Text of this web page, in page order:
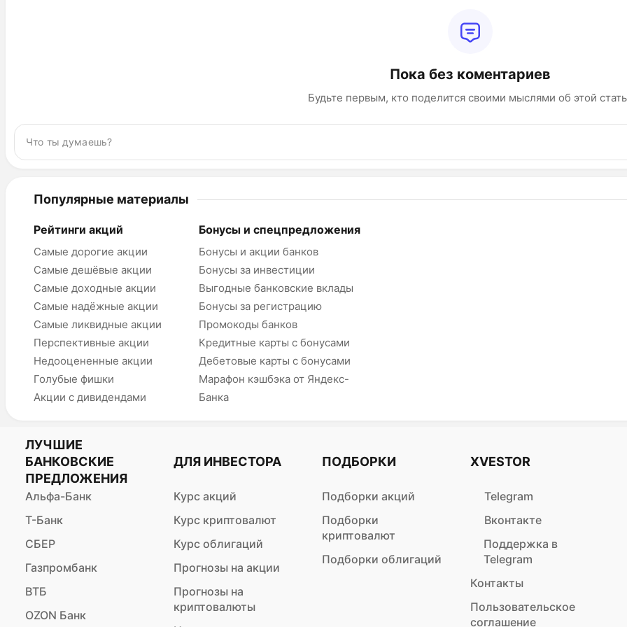
Пока без коментариев
Будьте первым, кто поделится своими мыслями об этой
Популярные материалы
Рейтинги акций
Самые дорогие акции
Самые дешёвые акции
Самые доходные акции
Самые надёжные акции
Самые ликвидные акции
Перспективные акции
Недооцененные акции
Голубые фишки
Акции с дивидендами
Бонусы и спецпредложения
Бонусы и акции банков
Бонусы за инвестиции
Выгодные банковские вклады
Бонусы за регистрацию
Промокоды банков
Кредитные карты с бонусами
Дебетовые карты с бонусами
Марафон кэшбэка от Яндекс-
Банка
ЛУЧШИЕ
БАНКОВСКИЕ
ПРЕДЛОЖЕНИЯ
Альфа-Банк
Т-Банк
СБЕР
Газпромбанк
ВТБ
OZON Банк
ДЛЯ ИНВЕСТОРА
Курс акций
Курс криптовалют
Курс облигаций
Прогнозы на акции
Прогнозы на
криптовалюты
ПОДБОРКИ
Подборки акций
Подборки
криптовалют
Подборки облигаций
XVESTOR
Telegram
Вконтакте
Поддержка в
Telegram
Контакты
Пользовательское
соглашение